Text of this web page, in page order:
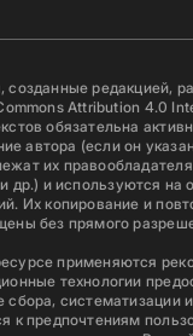
созданные редакцией,
Attribution 4.0
обязательна
автора (если он
их
др.) и используются на
Их копирование и
без прямого
применяются
технологии
систематизации
к предпочтениям